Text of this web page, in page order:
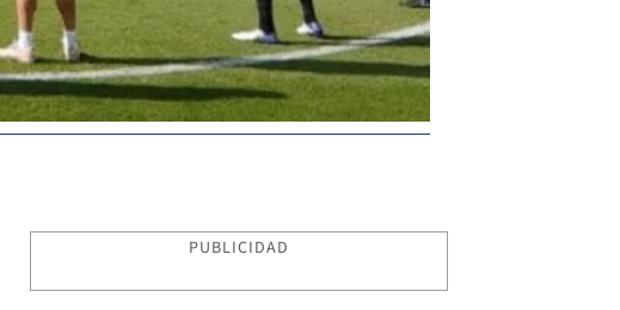
PUBLICIDAD